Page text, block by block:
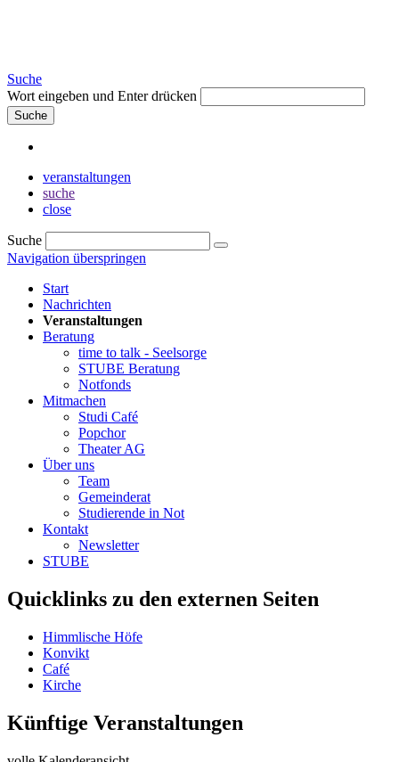
Suche
Wort eingeben und Enter drücken
Suche
veranstaltungen
suche
close
Suche
Navigation überspringen
Start
Nachrichten
Veranstaltungen
Beratung
time to talk - Seelsorge
STUBE Beratung
Notfonds
Mitmachen
Studi Café
Popchor
Theater AG
Über uns
Team
Gemeinderat
Studierende in Not
Kontakt
Newsletter
STUBE
Quicklinks zu den externen Seiten
Himmlische Höfe
Konvikt
Café
Kirche
Künftige Veranstaltungen